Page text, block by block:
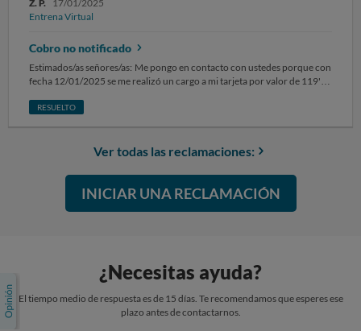
Z. P. 17/01/2025
Entrena Virtual
Cobro no notificado
Estimados/as señores/as: Me pongo en contacto con ustedes porque con
fecha 12/01/2025 se me realizó un cargo a mi tarjeta por valor de 119'88
previa notificación de que se iba a realizar ni del importe. SOLICITO la
Habida cuenta de que no hago uso de sus servicios. Sin otro particular,
RESUELTO
Ver todas las reclamaciones:
INICIAR UNA RECLAMACIÓN
¿Necesitas ayuda?
El tiempo medio de respuesta es de 15 días. Te recomendamos que esperes ese
plazo antes de contactarnos.